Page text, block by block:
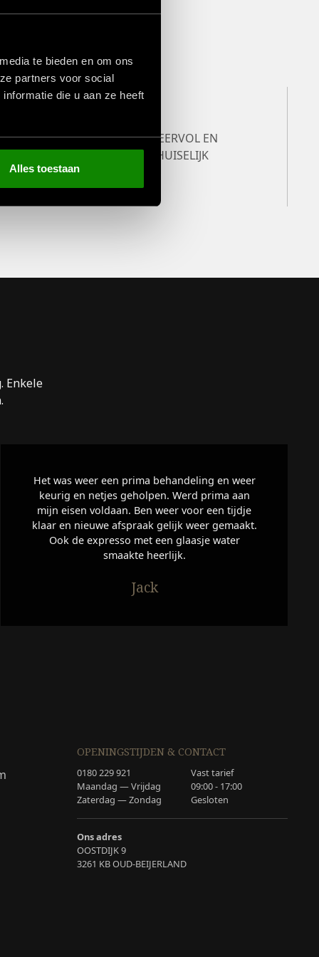
te bieden en om ons
partners voor social
die u aan ze heeft
Alles toestaan
SFEERVOL EN
HUISELIJK
Enkele
Het was weer een prima behandeling en weer
keurig en netjes geholpen. Werd prima aan
mijn eisen voldaan. Ben weer voor een tijdje
klaar en nieuwe afspraak gelijk weer gemaakt.
Ook de expresso met een glaasje water
smaakte heerlijk.
Jack
OPENINGSTIJDEN & CONTACT
0180 229 921
Vast tarief
Maandag — Vrijdag
09:00 - 17:00
Zaterdag — Zondag
Gesloten
Ons adres
OOSTDIJK 9
3261 KB OUD-BEIJERLAND